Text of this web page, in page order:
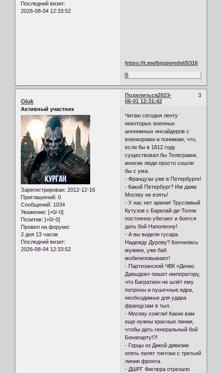
Последний визит:
2026-08-04 12:33:52
https://t.me/bigperedel/5316
0
Поделиться 3
2023-
06-01 12:31:42
Gluk
Активный участник
Зарегистрирован: 2012-12-16
Приглашений: 0
Сообщений: 1034
Уважение: [+0/-0]
Позитив: [+0/-0]
Провел на форуме:
2 дня 13 часов
Последний визит:
2026-08-04 12:33:52
Читаю сегодня ленту
некоторых военных
анонимных инсайдеров с
военкорами и понимаю, что,
если бы в 1812 году
существовал бы Телеграмм,
многие люди просто сошли
бы с ума.
- Французы уже в Петербурге!
- Какой Петербург? Им даже
Москву не взять!
- У нас нет армии! Трусливый
Кутузов с Барклай-де-Толли
постоянно убегают и боятся
дать бой Наполеону!
- А вы видели гусара
Надежду Дурову? Кончились
мужики, уже баб
мобилизовывают!
- Партизанский ЧВК «Денис
Давыдов» пишет императору,
что Багратион не шлёт ему
патроны и пушечные ядра,
необходимые для удара
французам в тыл.
- Москву сожгли! Какие вам
еще нужны красные линии,
чтобы дать генеральный бой
Бонапарту!?!
- Горцы из Дикой дивизии
опять пилят тиктоки с третьей
линии фронта.
- ДШРГ Фиглера отрезало